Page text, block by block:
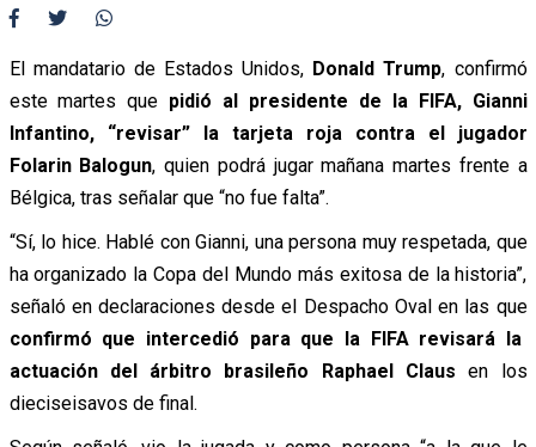
El mandatario de Estados Unidos, Donald Trump, confirmó
este martes que pidió al presidente de la FIFA, Gianni
Infantino, “revisar” la tarjeta roja
contra el jugador
Folarin Balogun, quien podrá jugar mañana martes frente a
Bélgica, tras señalar que “no fue falta”.
“Sí, lo hice. Hablé con Gianni, una persona muy respetada, que
ha organizado la Copa del Mundo más exitosa de la historia”,
señaló en declaraciones desde el Despacho Oval en las que
confirmó que intercedió para que la FIFA revisará la
actuación del árbitro brasileño Raphael Claus en los
dieciseisavos de final.